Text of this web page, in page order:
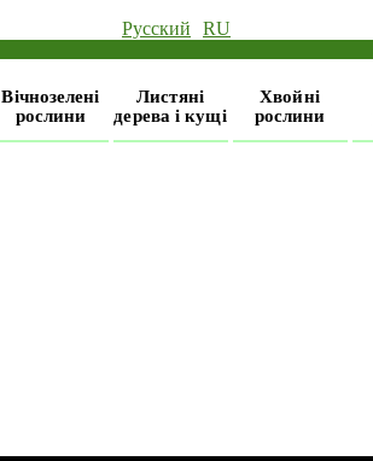
Русский
RU
Вічнозелені
рослини
Листяні
дерева і кущі
Хвойні
рослини